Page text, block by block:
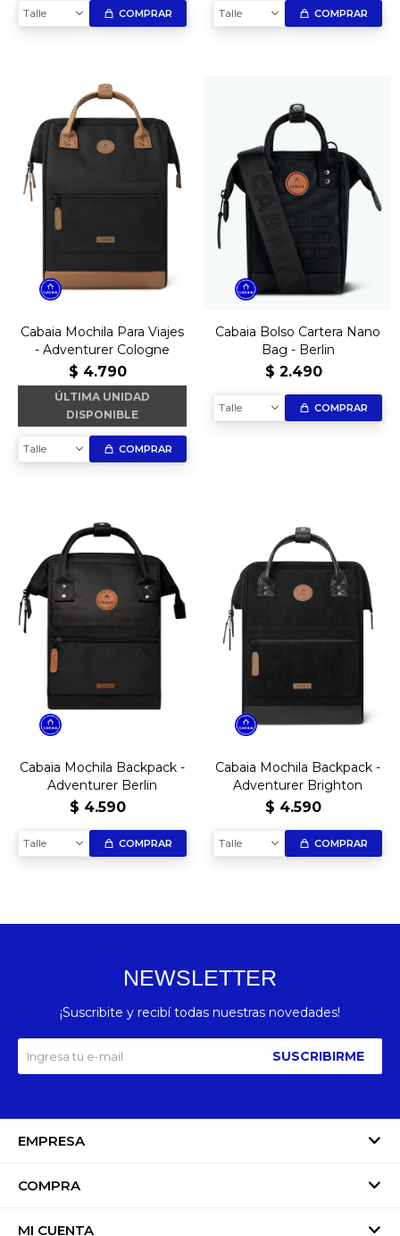
Talle COMPRAR Talle COMPRAR
Cabaia Mochila Para Viajes
- Adventurer Cologne
$ 4.790
ÚLTIMA UNIDAD
DISPONIBLE
Talle COMPRAR
Cabaia Bolso Cartera Nano
Bag - Berlin
$ 2.490
Talle COMPRAR
Cabaia Mochila Backpack -
Adventurer Berlin
$ 4.590
Talle COMPRAR
Cabaia Mochila Backpack -
Adventurer Brighton
$ 4.590
Talle COMPRAR
EMPRESA
COMPRA
MI CUENTA
NEWSLETTER
¡Suscribite y recibí todas nuestras novedades!
SUSCRIBIRME